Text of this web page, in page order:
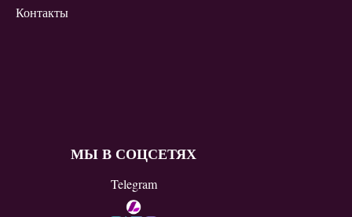
Контакты
МЫ В СОЦСЕТЯХ
Telegram